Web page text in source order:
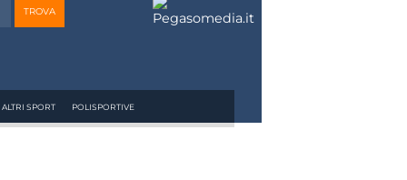
ALTRI SPORT POLISPORTIVE